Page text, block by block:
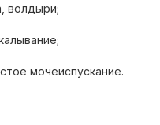
волдыри;
мочеиспускание.